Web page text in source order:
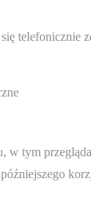
telefonicznie
w tym